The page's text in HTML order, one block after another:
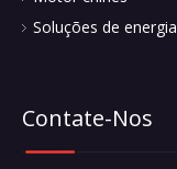
Soluções de energia
Contate-Nos